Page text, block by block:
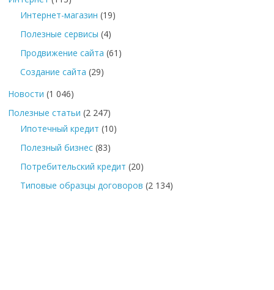
Интернет-магазин (19)
Полезные сервисы (4)
Продвижение сайта (61)
Создание сайта (29)
Новости (1 046)
Полезные статьи (2 247)
Ипотечный кредит (10)
Полезный бизнес (83)
Потребительский кредит (20)
Типовые образцы договоров (2 134)